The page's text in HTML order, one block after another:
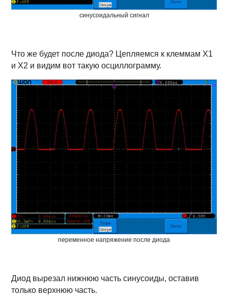
синусоидальный сигнал
Что же будет после диода? Цепляемся к клеммам X1
и X2 и видим вот такую осциллограмму.
переменное напряжение после диода
Диод вырезал нижнюю часть синусоиды, оставив
только верхнюю часть.